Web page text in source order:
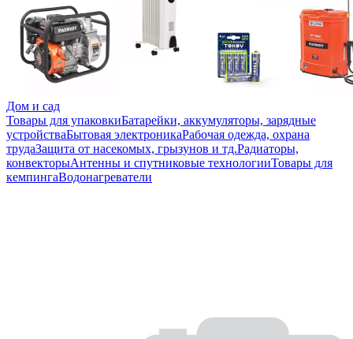
Дом и сад
Товары для упаковкиБатарейки, аккумуляторы, зарядные
устройстваБытовая электроникаРабочая одежда, охрана
трудаЗащита от насекомых, грызунов и тд.Радиаторы,
конвекторыАнтенны и спутниковые технологииТовары для
кемпингаВодонагреватели